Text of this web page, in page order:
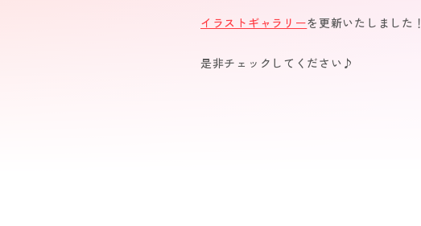
イラストギャラリーを更新いたしました！
是非チェックしてください♪